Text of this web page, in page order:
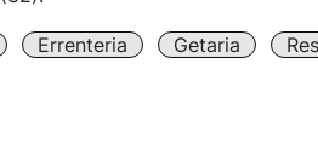
Errenteria Getaria